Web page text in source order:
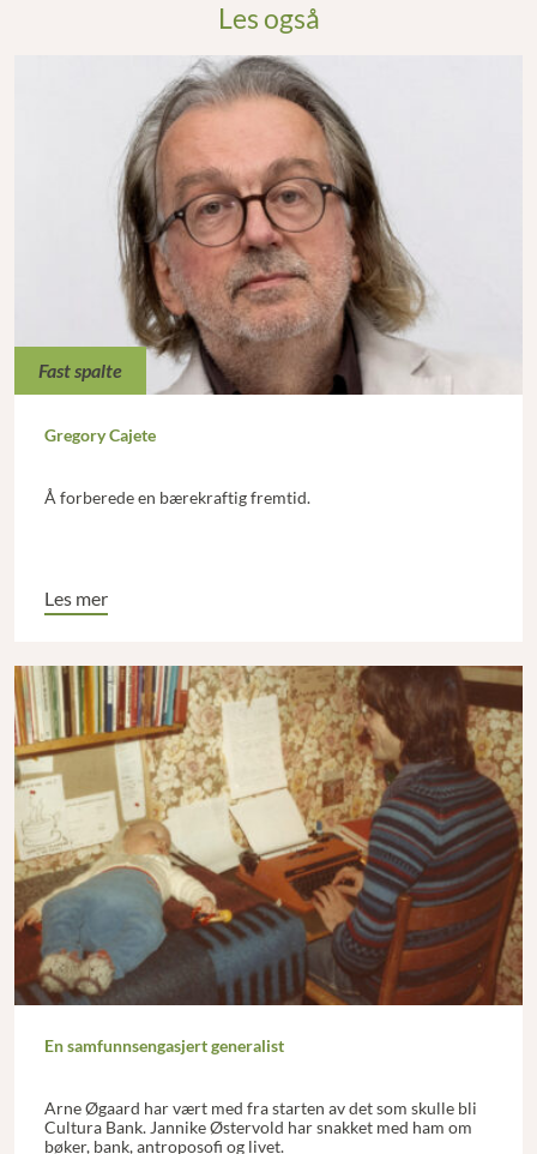
Les også
Fast spalte
Gregory Cajete
Å forberede en bærekraftig fremtid.
Les mer
En samfunnsengasjert generalist
Arne Øgaard har vært med fra starten av det som skulle bli
Cultura Bank. Jannike Østervold har snakket med ham om
bøker, bank, antroposofi og livet.